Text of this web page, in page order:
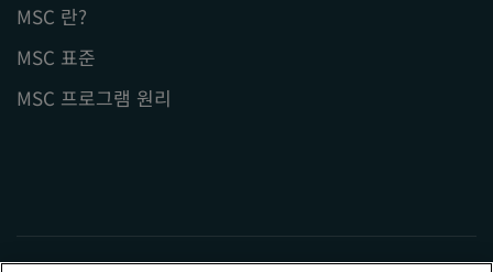
MSC 란?
MSC 표준
MSC 프로그램 원리